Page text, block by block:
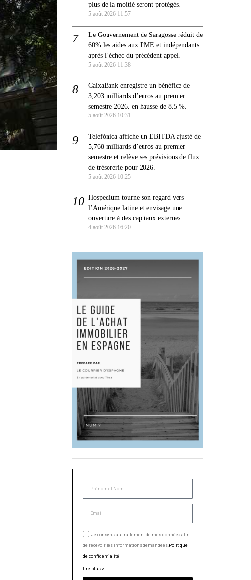
plus de la moitié seront protégés.
5 août 2026 11:57
Le Gouvernement de Saragosse réduit de
60% les aides aux PME et indépendants
après l’échec du précédent appel.
5 août 2026 11:38
CaixaBank enregistre un bénéfice de
3,203 milliards d’euros au premier
semestre 2026, en hausse de 8,5 %.
5 août 2026 10:31
Telefónica affiche un EBITDA ajusté de
5,768 milliards d’euros au premier
semestre et relève ses prévisions de flux
de trésorerie pour 2026.
5 août 2026 10:25
Hospedium tourne son regard vers
l’Amérique latine et envisage une
ouverture à des capitaux externes.
4 août 2026 16:20
Je consens au traitement de mes données afin
de recevoir les informations demandées. Politique
de confidentialité
lire plus >